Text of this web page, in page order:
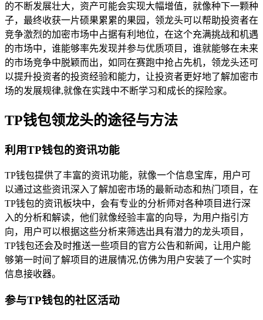
的不断发展壮大，资产可能会实现大幅增值，就像种下一颗种
子，最终收获一片硕果累累的果园，领龙头可以帮助投资者在
竞争激烈的加密市场中占据有利地位，在这个充满挑战和机遇
的市场中，谁能够率先发现并参与优质项目，谁就能够在未来
的市场竞争中脱颖而出，如同在赛跑中抢占先机，领龙头还可
以提升投资者的投资经验和能力，让投资者更好地了解加密市
场的发展规律,就像在实践中不断学习和成长的探险家。
TP钱包领龙头的途径与方法
利用TP钱包的资讯功能
TP钱包提供了丰富的资讯功能，就像一个信息宝库，用户可
以通过这些资讯深入了解加密市场的最新动态和热门项目，在
TP钱包的资讯板块中，会有专业的分析师对各种项目进行深
入的分析和解读，他们就像经验丰富的向导，为用户指引方
向，用户可以根据这些分析来筛选出具有潜力的龙头项目，
TP钱包还会及时推送一些项目的官方公告和新闻，让用户能
够第一时间了解项目的进展情况,仿佛为用户安装了一个实时
信息接收器。
参与TP钱包的社区活动